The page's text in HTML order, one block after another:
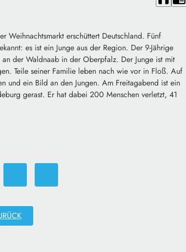
Weihnachtsmarkt erschüttert Deutschland. Fünf
es ist ein Junge aus der Region. Der 9-Jährige
der Waldnaab in der Oberpfalz. Der Junge ist mit
Teile seiner Familie leben nach wie vor in Floß. Auf
und ein Bild an den Jungen. Am Freitagabend ist ein
gerast. Er hat dabei 200 Menschen verletzt, 41